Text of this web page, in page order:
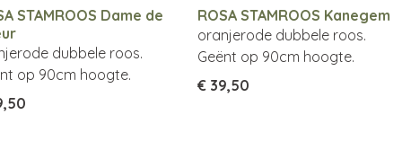
STAMROOS Dame de
dubbele roos.
op 90cm hoogte.
ROSA STAMROOS Kanegem
oranjerode dubbele roos.
Geënt op 90cm hoogte.
€ 39,50